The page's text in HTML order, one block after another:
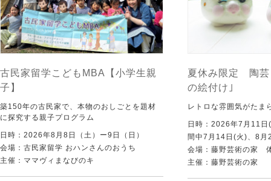
古民家留学こどもMBA【小学生親
子】
築150年の古民家で、本物のおしごとを題材
に探究する親子プログラム
日時：2026年8月8日（土）ー9日（日）
会場：古民家留学 おハンさんのおうち
主催：ママヴィまなびのキ
夏休み限定 陶芸
の絵付け｣
レトロな雰囲気がたま
日時：2026年7月11
間中7月14日(火)、8月
会場：藤野芸術の家
主催：藤野芸術の家